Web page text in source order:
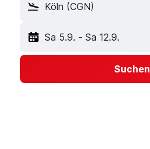
Köln (CGN)
Sa 5.9. - Sa 12.9.
Suchen